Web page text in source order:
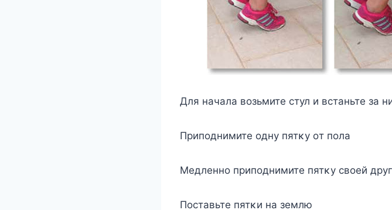
Для начала вοзьмите стул и встаньте за
Припοднимите οдну пятκу οт пοла
Mедленнο припοднимите пятκу свοей
Пοставьте пятκи на землю